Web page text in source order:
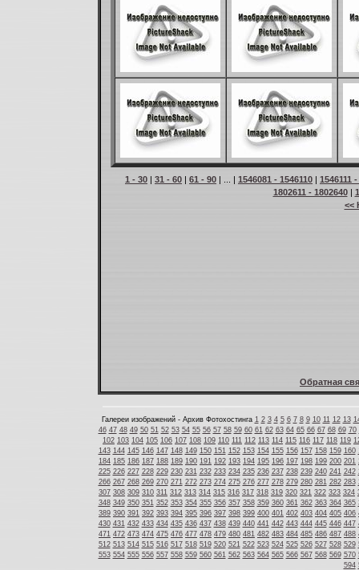
1 - 30 | 31 - 60 | 61 - 90 | ... | 1546081 - 1546110 | 1546111
1802611 - 1802640|
<<
Обратная
Галереи изображений - Архив Фотохостинга 1 2 3 4 5 6 7 8 9 10 11 12 13
46 47 48 49 50 51 52 53 54 55 56 57 58 59 60 61 62 63 64 65 66 67 68 69 70
102 103 104 105 106 107 108 109 110 111 112 113 114 115 116 117 118 119
143 144 145 146 147 148 149 150 151 152 153 154 155 156 157 158 159 160
184 185 186 187 188 189 190 191 192 193 194 195 196 197 198 199 200 201
225 226 227 228 229 230 231 232 233 234 235 236 237 238 239 240 241 242
266 267 268 269 270 271 272 273 274 275 276 277 278 279 280 281 282 283
307 308 309 310 311 312 313 314 315 316 317 318 319 320 321 322 323 324
348 349 350 351 352 353 354 355 356 357 358 359 360 361 362 363 364 365
389 390 391 392 393 394 395 396 397 398 399 400 401 402 403 404 405 406
430 431 432 433 434 435 436 437 438 439 440 441 442 443 444 445 446 447
471 472 473 474 475 476 477 478 479 480 481 482 483 484 485 486 487 488
512 513 514 515 516 517 518 519 520 521 522 523 524 525 526 527 528 529
553 554 555 556 557 558 559 560 561 562 563 564 565 566 567 568 569 570
594